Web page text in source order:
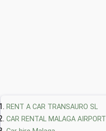
RENT A CAR TRANSAURO SL
CAR RENTAL MALAGA AIRPORT